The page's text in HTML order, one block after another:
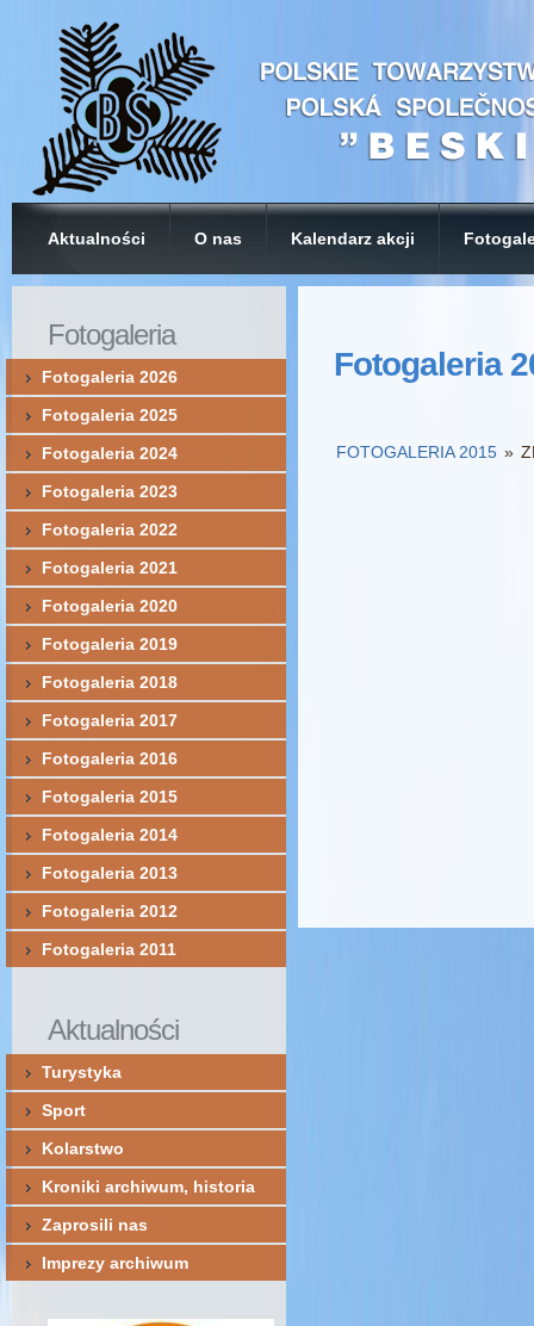
Aktualności O nas Kalendarz akcji
Fotogaleria
FOTOGALERIA 2015 »
Fotogaleria
Fotogaleria 2026
Fotogaleria 2025
Fotogaleria 2024
Fotogaleria 2023
Fotogaleria 2022
Fotogaleria 2021
Fotogaleria 2020
Fotogaleria 2019
Fotogaleria 2018
Fotogaleria 2017
Fotogaleria 2016
Fotogaleria 2015
Fotogaleria 2014
Fotogaleria 2013
Fotogaleria 2012
Fotogaleria 2011
Aktualności
Turystyka
Sport
Kolarstwo
Kroniki archiwum, historia
Zaprosili nas
Imprezy archiwum